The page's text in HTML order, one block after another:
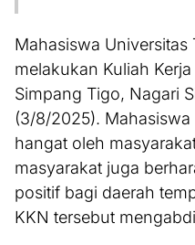
Mahasiswa Universitas
melakukan Kuliah
Simpang Tigo, Nagari
(3/8/2025).
hangat oleh
masyarakat juga
positif bagi daerah
KKN tersebut